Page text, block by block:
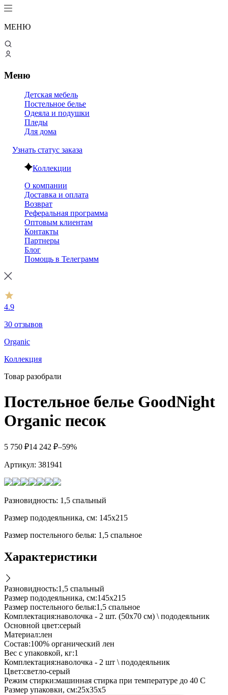
МЕНЮ
Меню
Детская мебель
Постельное белье
Одеяла и подушки
Пледы
Для дома
Узнать статус заказа
Коллекции
О компании
Доставка и оплата
Возврат
Реферальная программа
Оптовым клиентам
Контакты
Партнеры
Блог
Помощь в Телеграмм
4.9
30 отзывов
Organic
Коллекция
Товар разобрали
Постельное белье GoodNight
Organic песок
5 750 ₽14 242 ₽–59%
Артикул: 381941
Разновидность: 1,5 спальный
Размер пододеяльника, см: 145х215
Размер постельного белья: 1,5 спальное
Характеристики
Разновидность:1,5 спальный
Размер пододеяльника, см:145х215
Размер постельного белья:1,5 спальное
Комплектация:наволочка - 2 шт. (50х70 см) \ пододеяльник
Основной цвет:серый
Материал:лен
Состав:100% органический лен
Вес с упаковкой, кг:1
Комплектация:наволочка - 2 шт \ пододеяльник
Цвет:светло-серый
Режим стирки:машинная стирка при температуре до 40 С
Размер упаковки, см:25х35х5